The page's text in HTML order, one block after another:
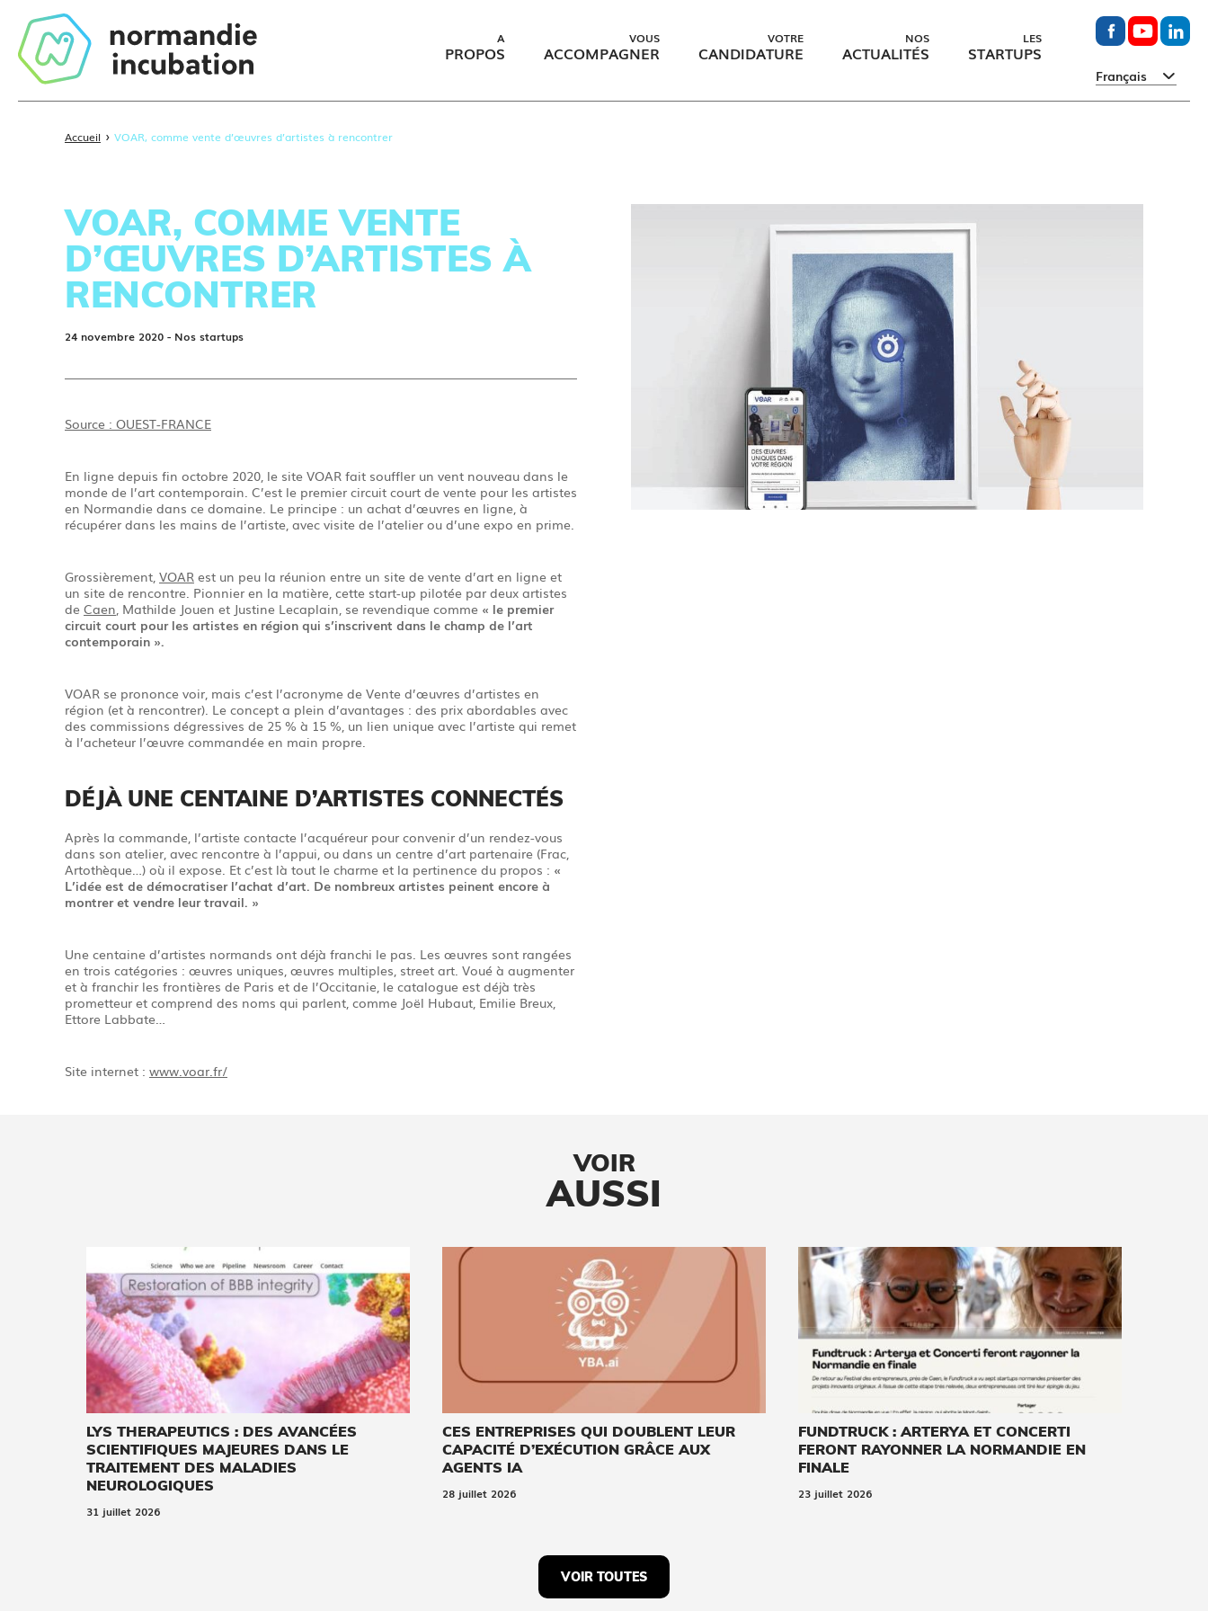
A
PROPOS
VOUS
ACCOMPAGNER
VOTRE
CANDIDATURE
NOS
ACTUALITÉS
LES
STARTUPS
Français
Accueil › VOAR, comme vente d’œuvres d’artistes à rencontrer
VOAR, COMME VENTE
D’ŒUVRES D’ARTISTES À
RENCONTRER
24 novembre 2020 - Nos startups
Source : OUEST-FRANCE
En ligne depuis fin octobre 2020, le site VOAR fait souffler un vent nouveau dans le
monde de l’art contemporain. C’est le premier circuit court de vente pour les artistes
en Normandie dans ce domaine. Le principe : un achat d’œuvres en ligne, à
récupérer dans les mains de l’artiste, avec visite de l’atelier ou d’une expo en prime.
Grossièrement, VOAR est un peu la réunion entre un site de vente d’art en ligne et
un site de rencontre. Pionnier en la matière, cette start-up pilotée par deux artistes
de Caen, Mathilde Jouen et Justine Lecaplain, se revendique comme « le premier
circuit court pour les artistes en région qui s’inscrivent dans le champ de l’art
contemporain ».
VOAR se prononce voir, mais c’est l’acronyme de Vente d’œuvres d’artistes en
région (et à rencontrer). Le concept a plein d’avantages : des prix abordables avec
des commissions dégressives de 25 % à 15 %, un lien unique avec l’artiste qui remet
à l’acheteur l’œuvre commandée en main propre.
DÉJÀ UNE CENTAINE D’ARTISTES CONNECTÉS
Après la commande, l’artiste contacte l’acquéreur pour convenir d’un rendez-vous
dans son atelier, avec rencontre à l’appui, ou dans un centre d’art partenaire (Frac,
Artothèque…) où il expose. Et c’est là tout le charme et la pertinence du propos : «
L’idée est de démocratiser l’achat d’art. De nombreux artistes peinent encore à
montrer et vendre leur travail. »
Une centaine d’artistes normands ont déjà franchi le pas. Les œuvres sont rangées
en trois catégories : œuvres uniques, œuvres multiples, street art. Voué à augmenter
et à franchir les frontières de Paris et de l’Occitanie, le catalogue est déjà très
prometteur et comprend des noms qui parlent, comme Joël Hubaut, Emilie Breux,
Ettore Labbate…
Site internet : www.voar.fr/
VOIR
AUSSI
LYS THERAPEUTICS : DES AVANCÉES
SCIENTIFIQUES MAJEURES DANS LE
TRAITEMENT DES MALADIES
NEUROLOGIQUES
31 juillet 2026
CES ENTREPRISES QUI DOUBLENT LEUR
CAPACITÉ D’EXÉCUTION GRÂCE AUX
AGENTS IA
28 juillet 2026
FUNDTRUCK : ARTERYA ET CONCERTI
FERONT RAYONNER LA NORMANDIE EN
FINALE
23 juillet 2026
VOIR TOUTES